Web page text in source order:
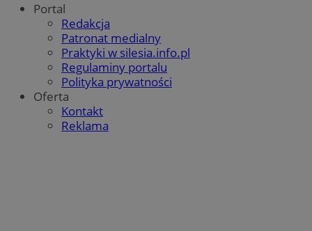
Portal
Redakcja
Patronat medialny
Praktyki w silesia.info.pl
Regulaminy portalu
Polityka prywatności
Oferta
Kontakt
Reklama